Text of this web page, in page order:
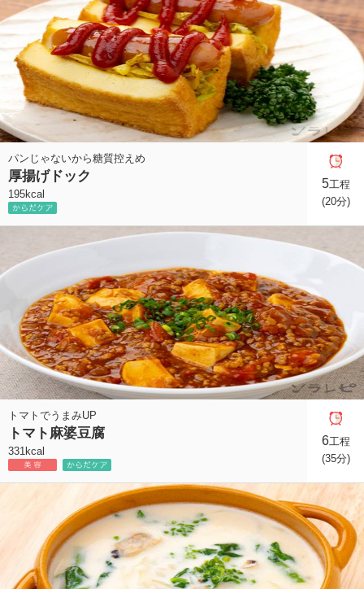
パンじゃないから糖質控えめ
厚揚げドック
195kcal
5工程
(20分)
トマトでうまみUP
トマト麻婆豆腐
331kcal
6工程
(35分)